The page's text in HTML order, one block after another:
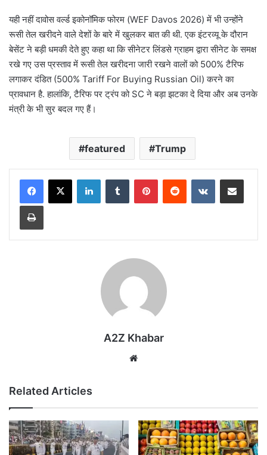
यही नहीं दावोस वर्ल्ड इकोनॉमिक फोरम (WEF Davos 2026) में भी उन्होंने
रूसी तेल खरीदने वाले देशों के बारे में खुलकर बात की थी. एक इंटरव्यू के दौरान
बेसेंट ने बड़ी धमकी देते हुए कहा था कि सीनेटर लिंडसे ग्राहम द्वारा सीनेट के समक्ष
रखे गए उस प्रस्ताव में रूसी तेल खरीदना जारी रखने वालों को 500% टैरिफ
लगाकर दंडित (500% Tariff For Buying Russian Oil) करने का
प्रावधान है. हालांकि, टैरिफ पर ट्रंप को SC ने बड़ा झटका दे दिया और अब उनके
मंत्री के भी सुर बदल गए हैं।
featured Trump
LinkedInTumblr PinterestReddit VKontakteShare via Email
Print
A2Z Khabar
Related Articles